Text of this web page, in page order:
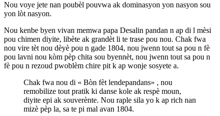
Nou voye jete nan poubèl pouvwa ak dominasyon yon nasyon sou
yon lòt nasyon.
Nou kenbe byen vivan memwa papa Desalin pandan n ap di l mèsi
pou chimen diyite, libète ak grandèt li te trase pou nou. Chak fwa
nou vire tèt nou dèyè pou n gade 1804, nou jwenn tout sa pou n fè
pou lavni nou kòm pèp chita sou byennèt, nou jwenn tout sa pou n
fè pou n rezoud pwoblèm chire pit k ap wonje sosyete a.
Chak fwa nou di « Bòn fèt lendepandans» , nou
remobilize tout pratik ki danse kole ak respè moun,
diyite epi ak souverènte. Nou raple sila yo k ap rich nan
mizè pèp la, sa te pi mal avan 1804.